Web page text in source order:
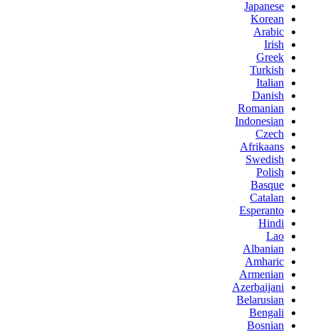
Japanese
Korean
Arabic
Irish
Greek
Turkish
Italian
Danish
Romanian
Indonesian
Czech
Afrikaans
Swedish
Polish
Basque
Catalan
Esperanto
Hindi
Lao
Albanian
Amharic
Armenian
Azerbaijani
Belarusian
Bengali
Bosnian